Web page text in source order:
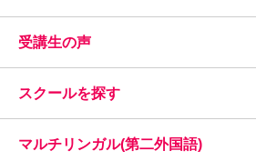
受講生の声
スクールを探す
マルチリンガル(第二外国語)